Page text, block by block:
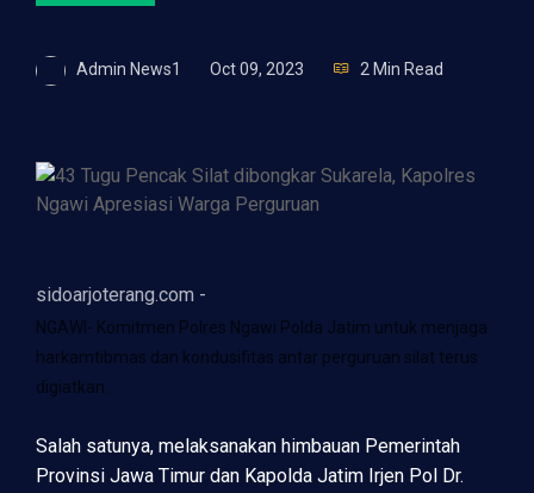
Admin News1 Oct 09, 2023 2 Min Read
sidoarjoterang.com -
NGAWI- Komitmen Polres Ngawi Polda Jatim untuk menjaga
harkamtibmas dan kondusifitas antar perguruan silat terus
digiatkan.
Salah satunya, melaksanakan himbauan Pemerintah
Provinsi Jawa Timur dan Kapolda Jatim Irjen Pol Dr.